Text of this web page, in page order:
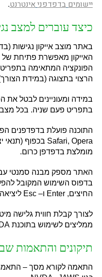
יישומים בדפדפניאינטרנט.
כיצד עוברים למצב
באתר מוצב אייקון נגישות(
האייקון מאפשרת פתיחת של
הפונקציה המתאימה בתפריט
הרצוי בתצוגה(במידת הצורך
במידה ומעוניינים לבטל את
בתפריט פעם שניה. בכל מצב
התוכנה פועלת בדפדפנים
Safari, Opera בכפוף(תנאי
מומלצת בדפדפן כרום.
האתר מספק מבנה סמנטי
בדפוס השימוש המקובל
החיצים, Enter ו– Esc
לצורך קבלת חווית גלישה
ממליצים לשימוש בתוכנת
תיקונים והתאמות
התאמה לקורא מסך–